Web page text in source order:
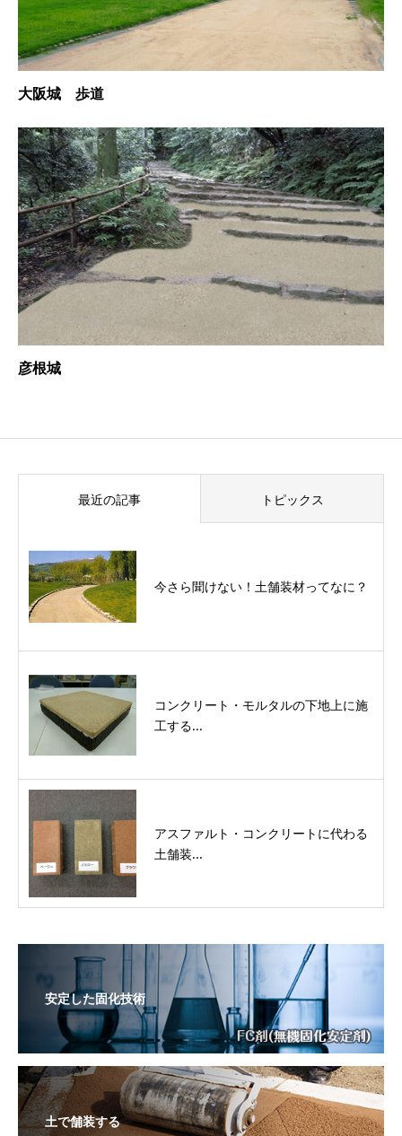
大阪城 歩道
彦根城
最近の記事 トピックス
今さら聞けない！土舗装材ってなに？
コンクリート・モルタルの下地上に施
工する...
アスファルト・コンクリートに代わる
土舗装...
安定した固化技術
土で舗装する